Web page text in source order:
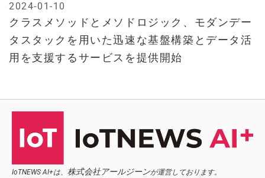
クラスメソッドとメソドロジック、モダンデー
タスタックを用いた迅速な基盤構築とデータ活
用を支援するサービスを提供開始
2024-01-10
IoTNEWS AI+は、 株式会社アールジーンが運営しております。